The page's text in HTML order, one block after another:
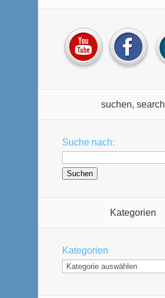
suchen, search
Suche nach:
Kategorien
Kategorien